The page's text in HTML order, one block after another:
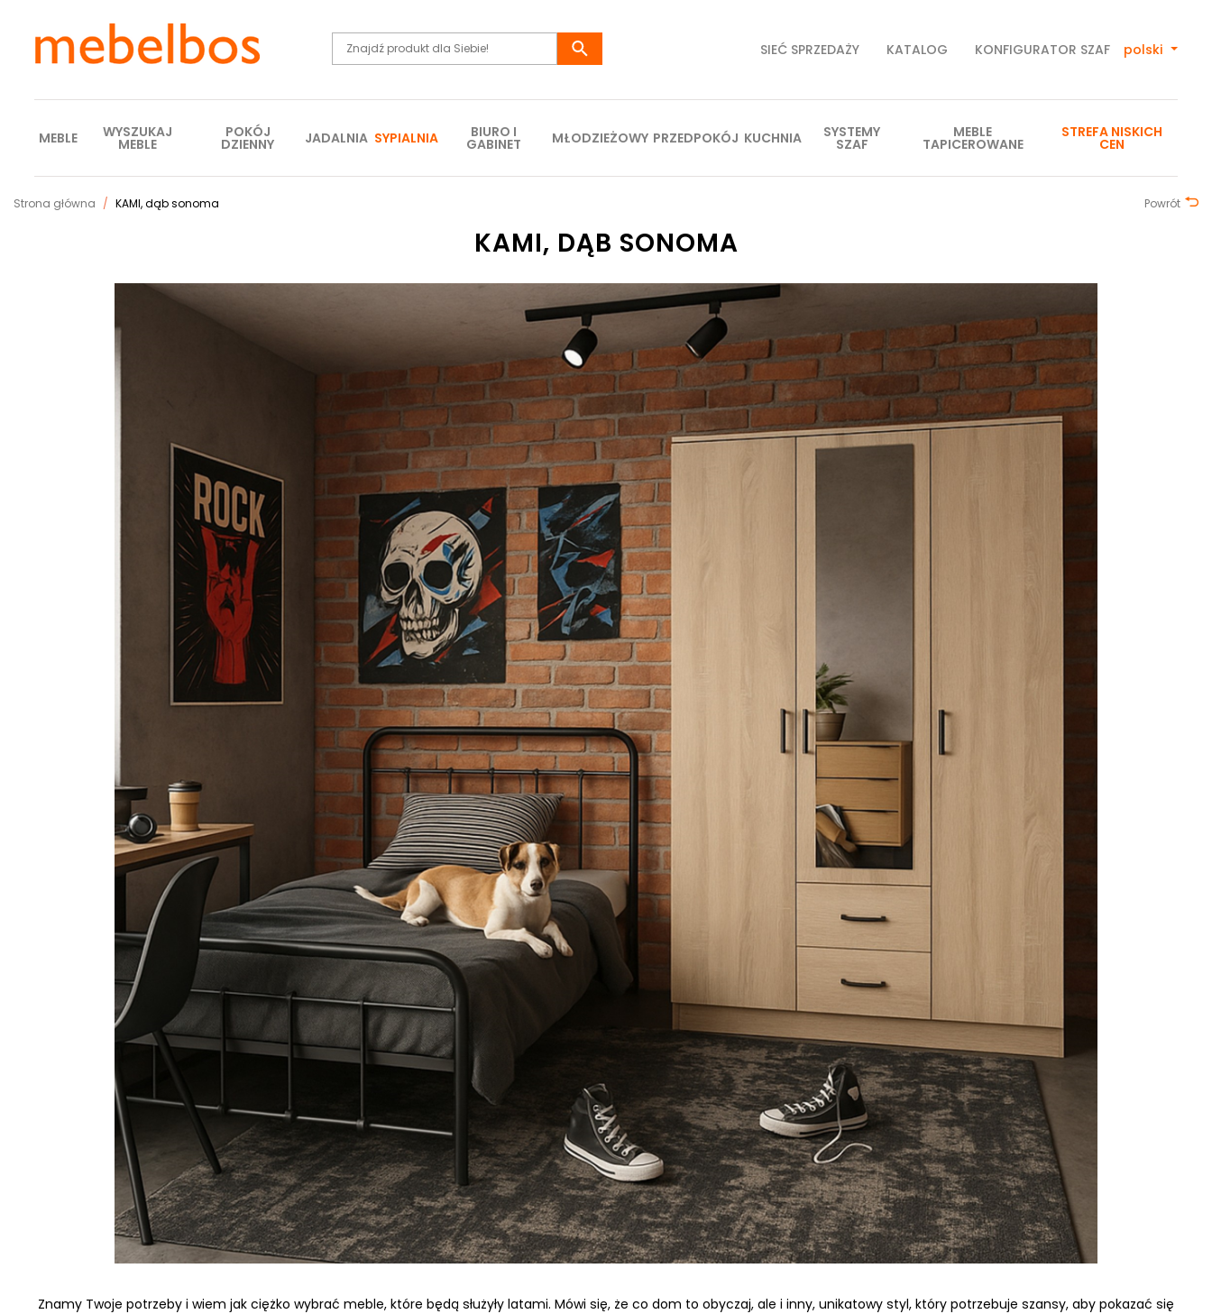
SIEĆ SPRZEDAŻY KATALOG KONFIGURATOR SZAF polski
MEBLE WYSZUKAJ
MEBLE
POKÓJ
DZIENNY JADALNIA SYPIALNIA BIURO I
GABINET MŁODZIEŻOWY PRZEDPOKÓJ KUCHNIA SYSTEMY
SZAF
MEBLE
TAPICEROWANE
STREFA NISKICH
CEN
Strona główna KAMI, dąb sonoma Powrót
KAMI, DĄB SONOMA
Znamy Twoje potrzeby i wiem jak ciężko wybrać meble, które będą służyły latami. Mówi się, że co dom to obyczaj, ale i inny, unikatowy styl, który potrzebuje szansy, aby pokazać się